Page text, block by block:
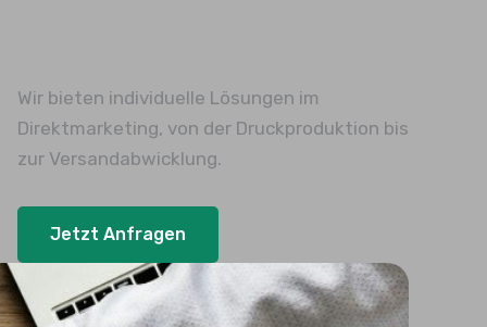
Wir bieten individuelle Lösungen im
Direktmarketing, von der Druckproduktion bis
zur Versandabwicklung.
Jetzt Anfragen